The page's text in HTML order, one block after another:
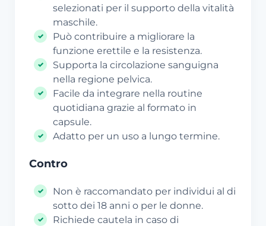
selezionati per il supporto della vitalità
maschile.
Può contribuire a migliorare la
funzione erettile e la resistenza.
Supporta la circolazione sanguigna
nella regione pelvica.
Facile da integrare nella routine
quotidiana grazie al formato in
capsule.
Adatto per un uso a lungo termine.
Contro
Non è raccomandato per individui al di
sotto dei 18 anni o per le donne.
Richiede cautela in caso di